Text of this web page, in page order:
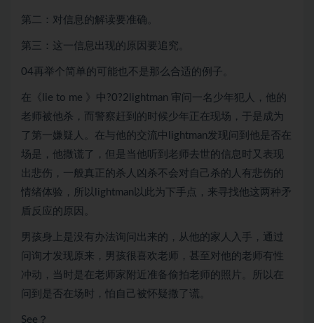
第二：对信息的解读要准确。
第三：这一信息出现的原因要追究。
04再举个简单的可能也不是那么合适的例子。
在《lie to me 》中?0?2lightman 审问一名少年犯人，他的
老师被他杀，而警察赶到的时候少年正在现场，于是成为
了第一嫌疑人。在与他的交流中lightman发现问到他是否在
场是，他撒谎了，但是当他听到老师去世的信息时又表现
出悲伤，一般真正的杀人凶杀不会对自己杀的人有悲伤的
情绪体验，所以lightman以此为下手点，来寻找他这两种矛
盾反应的原因。
男孩身上是没有办法询问出来的，从他的家人入手，通过
问询才发现原来，男孩很喜欢老师，甚至对他的老师有性
冲动，当时是在老师家附近准备偷拍老师的照片。所以在
问到是否在场时，怕自己被怀疑撒了谎。
See？